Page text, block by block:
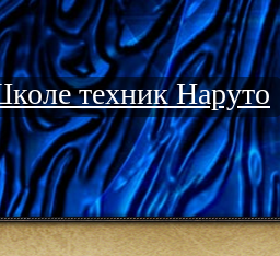
техник Наруто